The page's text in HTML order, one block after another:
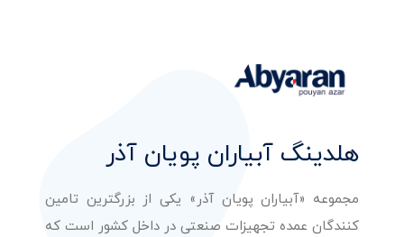
هلدینگ آبیاران پویان آذر
مجموعه «آبیاران پویان آذر» یکی از بزرگترین تامین
کنندگان عمده تجهیزات صنعتی در داخل کشور است که